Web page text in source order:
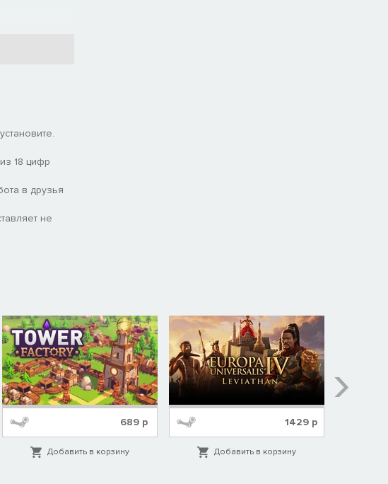
этом каждая
18 цифр
в друзья
не
689 р
Добавить в корзину
1429р
Добавить в корзину